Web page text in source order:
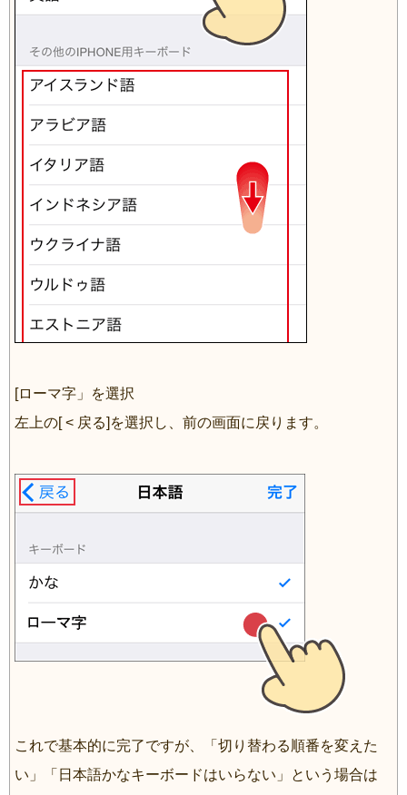
[ローマ字」を選択
左上の[ < 戻る]を選択し、前の画面に戻ります。
これで基本的に完了ですが、「切り替わる順番を変えた
い」「日本語かなキーボードはいらない」という場合は